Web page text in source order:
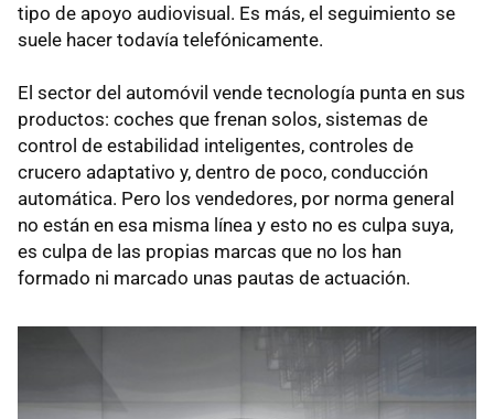
tipo de apoyo audiovisual. Es más, el seguimiento se
suele hacer todavía telefónicamente.
El sector del automóvil vende tecnología punta en sus
productos: coches que frenan solos, sistemas de
control de estabilidad inteligentes, controles de
crucero adaptativo y, dentro de poco, conducción
automática. Pero los vendedores, por norma general
no están en esa misma línea y esto no es culpa suya,
es culpa de las propias marcas que no los han
formado ni marcado unas pautas de actuación.